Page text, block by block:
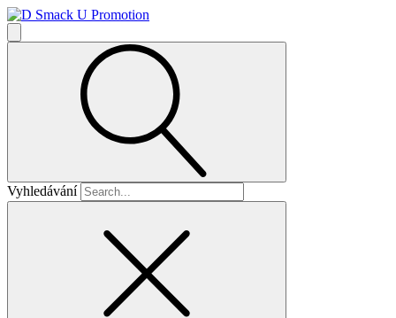
Vyhledávání